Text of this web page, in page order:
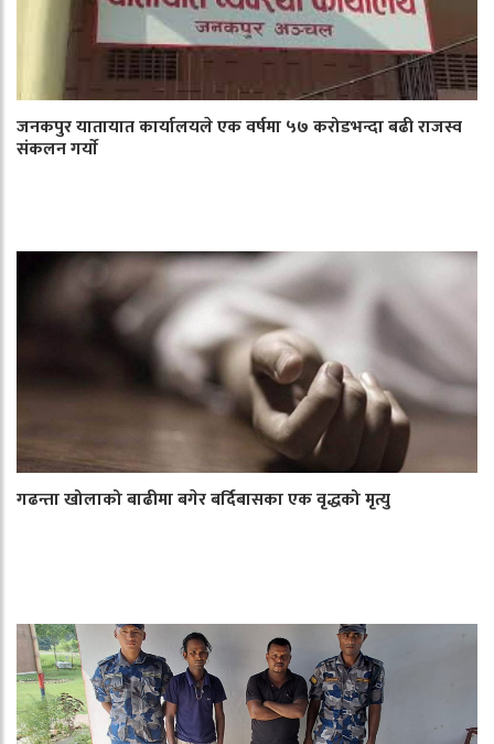
जनकपुर यातायात कार्यालयले एक वर्षमा ५७ करोडभन्दा बढी राजस्व
संकलन गर्याे
गढन्ता खोलाको बाढीमा बगेर बर्दिबासका एक वृद्धको मृत्यु